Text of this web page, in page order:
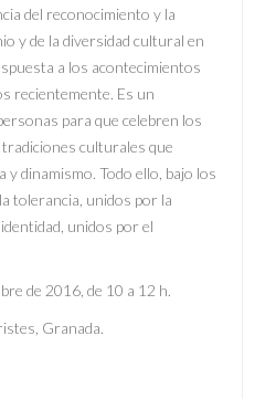
del reconocimiento y la
y de la diversidad cultural en
a los acontecimientos
recientemente. Es un
para que celebren los
culturales que
y dinamismo. Todo ello, bajo los
tolerancia, unidos por la
unidos por el
de 2016, de 10 a 12 h.
Granada.